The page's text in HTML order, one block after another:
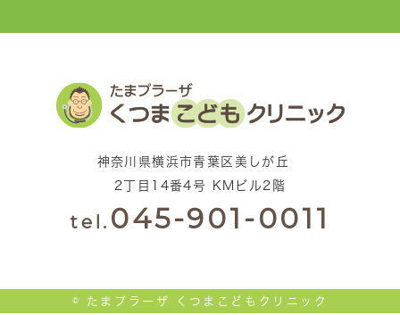
神奈川県横浜市青葉区美しが丘
2丁目14番4号 KMビル2階
tel. 045-901-0011
© たまプラーザ くつまこどもクリニック